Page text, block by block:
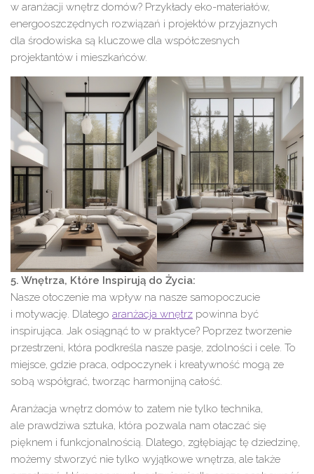
w aranżacji wnętrz domów? Przykłady eko-materiałów,
energooszczędnych rozwiązań i projektów przyjaznych
dla środowiska są kluczowe dla współczesnych
projektantów i mieszkańców.
5. Wnętrza, Które Inspirują do Życia:
Nasze otoczenie ma wpływ na nasze samopoczucie
i motywację. Dlatego aranżacja wnętrz powinna być
inspirująca. Jak osiągnąć to w praktyce? Poprzez tworzenie
przestrzeni, która podkreśla nasze pasje, zdolności i cele. To
miejsce, gdzie praca, odpoczynek i kreatywność mogą ze
sobą współgrać, tworząc harmonijną całość.
Aranżacja wnętrz domów to zatem nie tylko technika,
ale prawdziwa sztuka, która pozwala nam otaczać się
pięknem i funkcjonalnością. Dlatego, zgłębiając tę dziedzinę,
możemy stworzyć nie tylko wyjątkowe wnętrza, ale także